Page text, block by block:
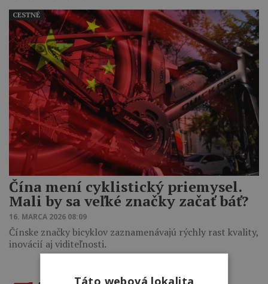
Čína mení cyklistický priemysel.
Mali by sa veľké značky začať báť?
16. MARCA 2026 08:09
Čínske značky bicyklov zaznamenávajú rýchly rast kvality,
inovácií aj viditeľnosti.
CESTNÉ
Táto webová lokalita